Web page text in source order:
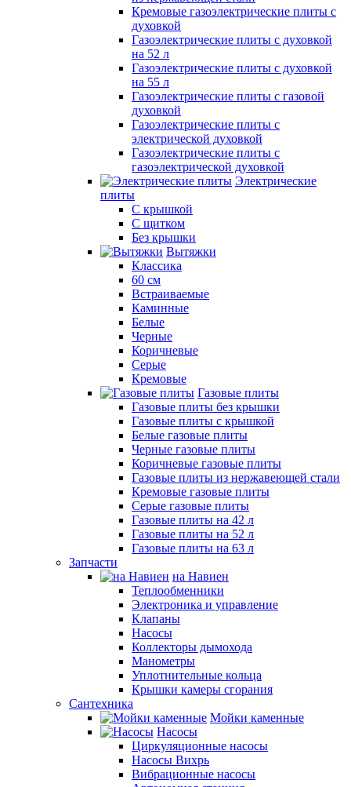
Кремовые газоэлектрические плиты с
духовкой
Газоэлектрические плиты с духовкой
на 52 л
Газоэлектрические плиты с духовкой
на 55 л
Газоэлектрические плиты с газовой
духовкой
Газоэлектрические плиты с
электрической духовкой
Газоэлектрические плиты с
газоэлектрической духовкой
Электрические
плиты
С крышкой
С щитком
Без крышки
Вытяжки
Классика
60 см
Встраиваемые
Каминные
Белые
Черные
Коричневые
Серые
Кремовые
Газовые плиты
Газовые плиты без крышки
Газовые плиты с крышкой
Белые газовые плиты
Черные газовые плиты
Коричневые газовые плиты
Газовые плиты из нержавеющей стали
Кремовые газовые плиты
Серые газовые плиты
Газовые плиты на 42 л
Газовые плиты на 52 л
Газовые плиты на 63 л
Запчасти
на Навиен
Теплообменники
Электроника и управление
Клапаны
Насосы
Коллекторы дымохода
Манометры
Уплотнительные кольца
Крышки камеры сгорания
Сантехника
Мойки каменные
Насосы
Циркуляционные насосы
Насосы Вихрь
Вибрационные насосы